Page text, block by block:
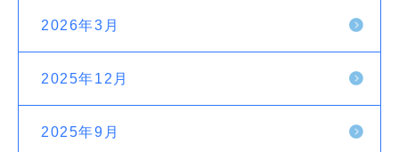
2026年3月
2025年12月
2025年9月